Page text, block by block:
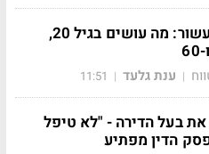
פנסיה לפי עשור: מה עושים בגיל 20,
| ענת גלעד |
11:51
בעל הדירה - "לא טיפל
הדין מפתיע